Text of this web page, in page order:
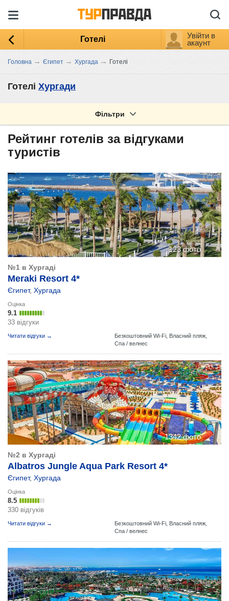
Готелі
Увійти в
акаунт
Головна → Єгипет → Хургада → Готелі
Готелі Хургади
Фільтри
Рейтинг готелів за відгуками
туристів
123 фото
№1 в Хургаді
Meraki Resort 4*
Єгипет, Хургада
Оцінка
9.1
33 відгуки
Читати відгуки → Безкоштовний Wi-Fi, Власний пляж,
Спа / велнес
1342 фото
№2 в Хургаді
Albatros Jungle Aqua Park Resort 4*
Єгипет, Хургада
Оцінка
8.5
330 відгуків
Читати відгуки → Безкоштовний Wi-Fi, Власний пляж,
Спа / велнес